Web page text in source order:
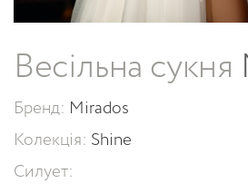
Весільна сукня
Бренд: Mirados
Колекція: Shine
Силует: